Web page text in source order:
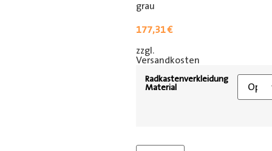
grau
177,31€
zzgl.
Versandkosten
Radkastenverkleidung
Material